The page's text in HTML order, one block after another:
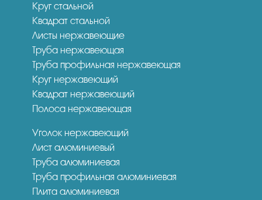
Круг стальной
Квадрат стальной
Листы нержавеющие
Труба нержавеющая
Труба профильная нержавеющая
Круг нержавеющий
Квадрат нержавеющий
Полоса нержавеющая
Уголок нержавеющий
Лист алюминиевый
Труба алюминиевая
Труба профильная алюминиевая
Плита алюминиевая